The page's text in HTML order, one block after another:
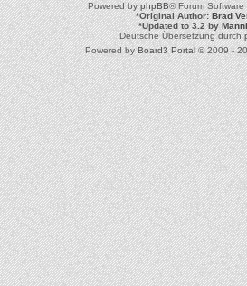
Powered byphpBB® Forum
*Original Author:Brad
*Updated to 3.2 by
Deutsche Übersetzung durch
Powered byBoard3 Portal© 2009 -